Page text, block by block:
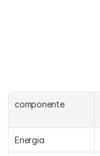
componente
Energia